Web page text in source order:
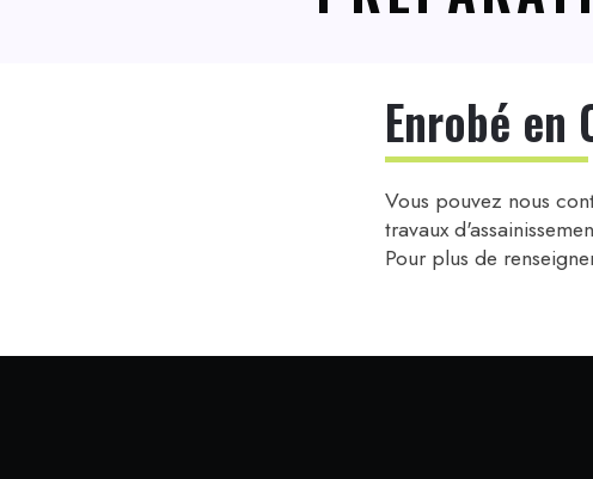
Enrobé en
Vous pouvez nous
travaux
Pour plus de